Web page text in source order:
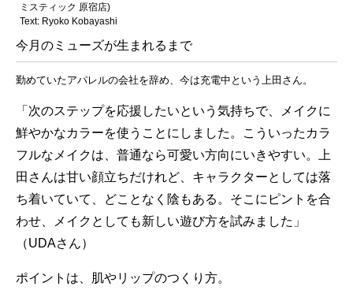
ミスティック 原宿店)
Text: Ryoko Kobayashi
今月のミューズが生まれるまで
勤めていたアパレルの会社を辞め、今は充電中という上田さん。
「次のステップを応援したいという気持ちで、メイクに
鮮やかなカラーを使うことにしました。こういったカラ
フルなメイクは、普通なら可愛い方向にいきやすい。上
田さんは甘い顔立ちだけれど、キャラクターとしては落
ち着いていて、どことなく陰もある。そこにピントを合
わせ、メイクとしても新しい遊び方を試みました」
（UDAさん）
ポイントは、肌やリップのつくり方。